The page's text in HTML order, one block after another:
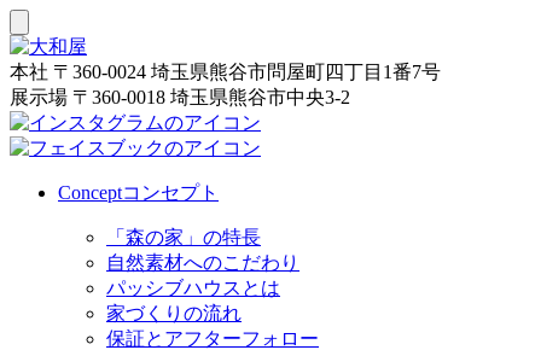
本社 〒360-0024 埼玉県熊谷市問屋町四丁目1番7号
展示場 〒360-0018 埼玉県熊谷市中央3-2
Conceptコンセプト
「森の家」の特長
自然素材へのこだわり
パッシブハウスとは
家づくりの流れ
保証とアフターフォロー